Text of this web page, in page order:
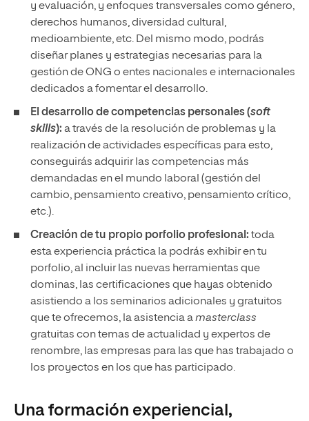
y evaluación, y enfoques transversales como género,
derechos humanos, diversidad cultural,
medioambiente, etc. Del mismo modo, podrás
diseñar planes y estrategias necesarias para la
gestión de ONG o entes nacionales e internacionales
dedicados a fomentar el desarrollo.
El desarrollo de competencias personales (soft
skills): a través de la resolución de problemas y la
realización de actividades específicas para esto,
conseguirás adquirir las competencias más
demandadas en el mundo laboral (gestión del
cambio, pensamiento creativo, pensamiento crítico,
etc.).
Creación de tu propio porfolio profesional: toda
esta experiencia práctica la podrás exhibir en tu
porfolio, al incluir las nuevas herramientas que
dominas, las certificaciones que hayas obtenido
asistiendo a los seminarios adicionales y gratuitos
que te ofrecemos, la asistencia amasterclass
gratuitas con temas de actualidad y expertos de
renombre, las empresas para las que has trabajado o
los proyectos en los que has participado.
Una formación experiencial,